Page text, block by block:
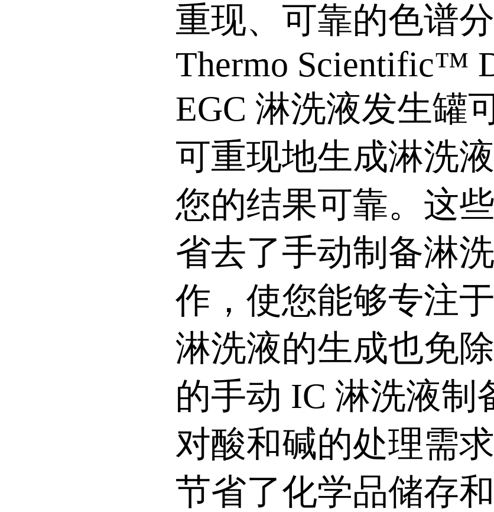
重现、可靠的色谱分
Thermo Scientific™
EGC 淋洗液发生罐
可重现地生成淋洗
您的结果可靠。这
省去了手动制备淋
作，使您能够专注于
淋洗液的生成也免
的手动 IC 淋洗液制
对酸和碱的处理需
节省了化学品储存